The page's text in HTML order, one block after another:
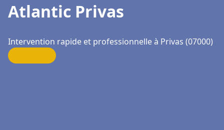
Atlantic Privas
Intervention rapide et professionnelle à Privas (07000)